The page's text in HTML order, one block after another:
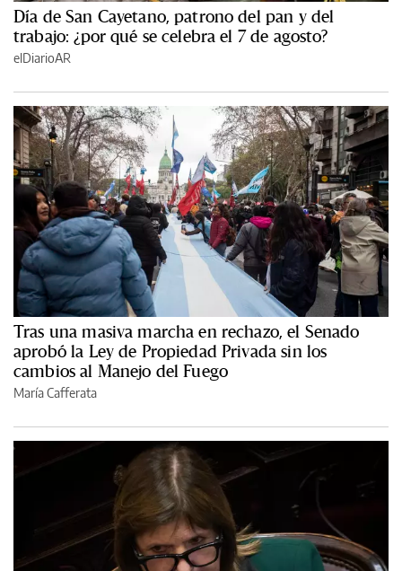
Día de San Cayetano, patrono del pan y del
trabajo: ¿por qué se celebra el 7 de agosto?
elDiarioAR
Tras una masiva marcha en rechazo, el Senado
aprobó la Ley de Propiedad Privada sin los
cambios al Manejo del Fuego
María Cafferata